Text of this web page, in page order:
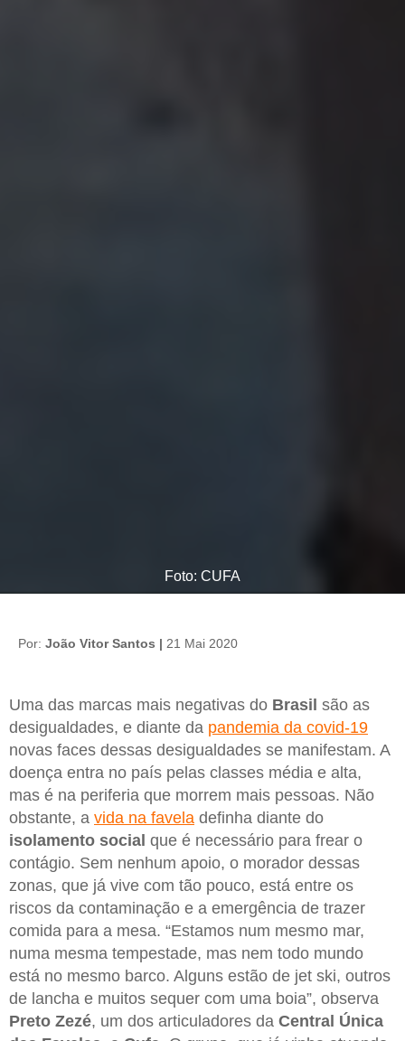
Foto: CUFA
Por: João Vitor Santos | 21 Mai 2020
Uma das marcas mais negativas do Brasil são as
desigualdades, e diante da pandemia da covid-19
novas faces dessas desigualdades se manifestam. A
doença entra no país pelas classes média e alta,
mas é na periferia que morrem mais pessoas. Não
obstante, a vida na favela definha diante do
isolamento social que é necessário para frear o
contágio. Sem nenhum apoio, o morador dessas
zonas, que já vive com tão pouco, está entre os
riscos da contaminação e a emergência de trazer
comida para a mesa. “Estamos num mesmo mar,
numa mesma tempestade, mas nem todo mundo
está no mesmo barco. Alguns estão de jet ski, outros
de lancha e muitos sequer com uma boia”, observa
Preto Zezé, um dos articuladores da Central Única